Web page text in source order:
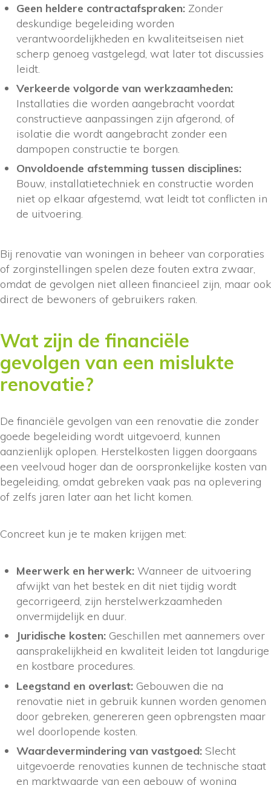
Geen heldere contractafspraken: Zonder
deskundige begeleiding worden
verantwoordelijkheden en kwaliteitseisen niet
scherp genoeg vastgelegd, wat later tot discussies
leidt.
Verkeerde volgorde van werkzaamheden:
Installaties die worden aangebracht voordat
constructieve aanpassingen zijn afgerond, of
isolatie die wordt aangebracht zonder een
dampopen constructie te borgen.
Onvoldoende afstemming tussen disciplines:
Bouw, installatietechniek en constructie worden
niet op elkaar afgestemd, wat leidt tot conflicten in
de uitvoering.
Bij renovatie van woningen in beheer van corporaties
of zorginstellingen spelen deze fouten extra zwaar,
omdat de gevolgen niet alleen financieel zijn, maar ook
direct de bewoners of gebruikers raken.
Wat zijn de financiële
gevolgen van een mislukte
renovatie?
De financiële gevolgen van een renovatie die zonder
goede begeleiding wordt uitgevoerd, kunnen
aanzienlijk oplopen. Herstelkosten liggen doorgaans
een veelvoud hoger dan de oorspronkelijke kosten van
begeleiding, omdat gebreken vaak pas na oplevering
of zelfs jaren later aan het licht komen.
Concreet kun je te maken krijgen met:
Meerwerk en herwerk: Wanneer de uitvoering
afwijkt van het bestek en dit niet tijdig wordt
gecorrigeerd, zijn herstelwerkzaamheden
onvermijdelijk en duur.
Juridische kosten: Geschillen met aannemers over
aansprakelijkheid en kwaliteit leiden tot langdurige
en kostbare procedures.
Leegstand en overlast: Gebouwen die na
renovatie niet in gebruik kunnen worden genomen
door gebreken, genereren geen opbrengsten maar
wel doorlopende kosten.
Waardevermindering van vastgoed: Slecht
uitgevoerde renovaties kunnen de technische staat
en marktwaarde van een gebouw of woning